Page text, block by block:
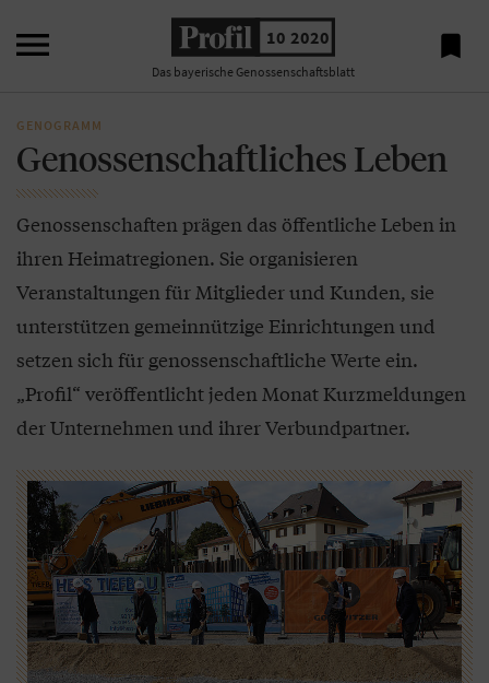
 10 2020
Das bayerische Genossenschaftsblatt

GENOGRAMM
Genossenschaftliches Leben
Genossenschaften prägen das öffentliche Leben in
ihren Heimatregionen. Sie organisieren
Veranstaltungen für Mitglieder und Kunden, sie
unterstützen gemeinnützige Einrichtungen und
setzen sich für genossenschaftliche Werte ein.
„Profil“ veröffentlicht jeden Monat Kurzmeldungen
der Unternehmen und ihrer Verbundpartner.